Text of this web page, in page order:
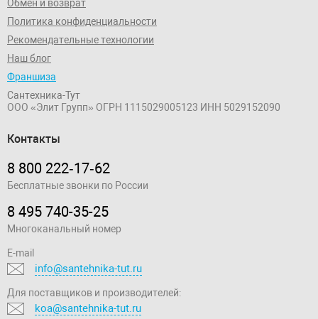
Обмен и возврат
Политика конфиденциальности
Рекомендательные технологии
Наш блог
Франшиза
Сантехника-Тут
ООО «Элит Групп» ОГРН 1115029005123 ИНН 5029152090
Контакты
8 800 222‑17‑62
Бесплатные звонки по России
8 495 740-35-25
Многоканальный номер
E-mail
info@santehnika-tut.ru
Для поставщиков и производителей:
koa@santehnika-tut.ru